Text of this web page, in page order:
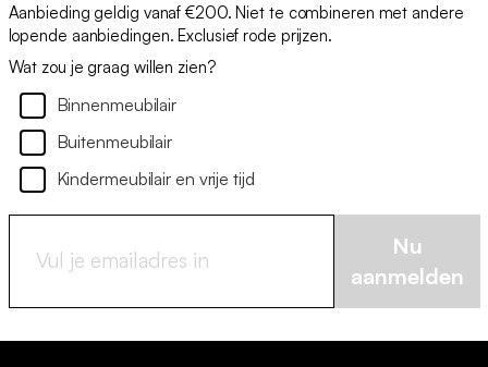
Aanbieding geldig vanaf €200. Niet te combineren met andere
lopende aanbiedingen. Exclusief rode prijzen.
Wat zou je graag willen zien?
Binnenmeubilair
Buitenmeubilair
Kindermeubilair en vrije tijd
Nu
aanmelden